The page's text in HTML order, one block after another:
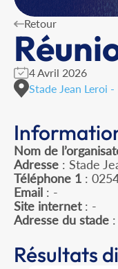
Retour
4 Avril 2026
Stade Jean Leroi
Nom de
Adresse : Stade
Téléphone 1 :
Email : -
Site internet: -
Adresse du stade
Résultats